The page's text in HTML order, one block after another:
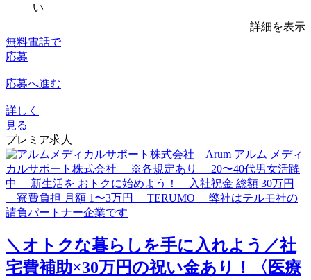
い
詳細を表示
無料電話で
応募
応募へ進む
詳しく
見る
プレミア求人
＼オトクな暮らしを手に入れよう／社
宅費補助×30万円の祝い金あり！〈医療